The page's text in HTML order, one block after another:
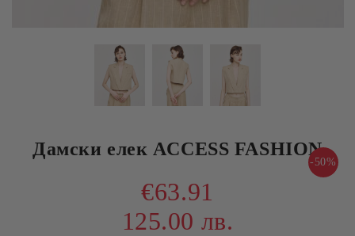
Дамски елек ACCESS FASHION
-50%
€63.91
125.00 лв.